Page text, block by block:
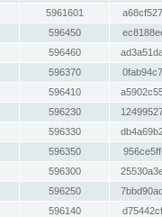
5961601
596450
596460
596370
596410
596230
596330
596350
596300
596250
596140